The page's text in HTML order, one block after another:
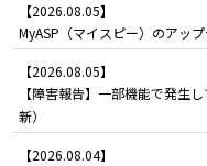
【2026.08.05】
MyASP（マイスピー）のアップ
【2026.08.05】
【障害報告】一部機能で発生
新）
【2026.08.04】